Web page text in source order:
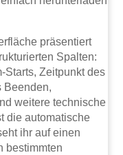
präsentiert
Spalten:
Starts, Zeitpunkt des
Beenden,
weitere technische
die automatische
ihr auf einen
bestimmten